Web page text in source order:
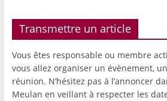
Transmettre un article
Vous êtes responsable ou membre
vous allez organiser un évènement,
réunion. N’hésitez pas à l’annoncer
Meulan en veillant à respecter les